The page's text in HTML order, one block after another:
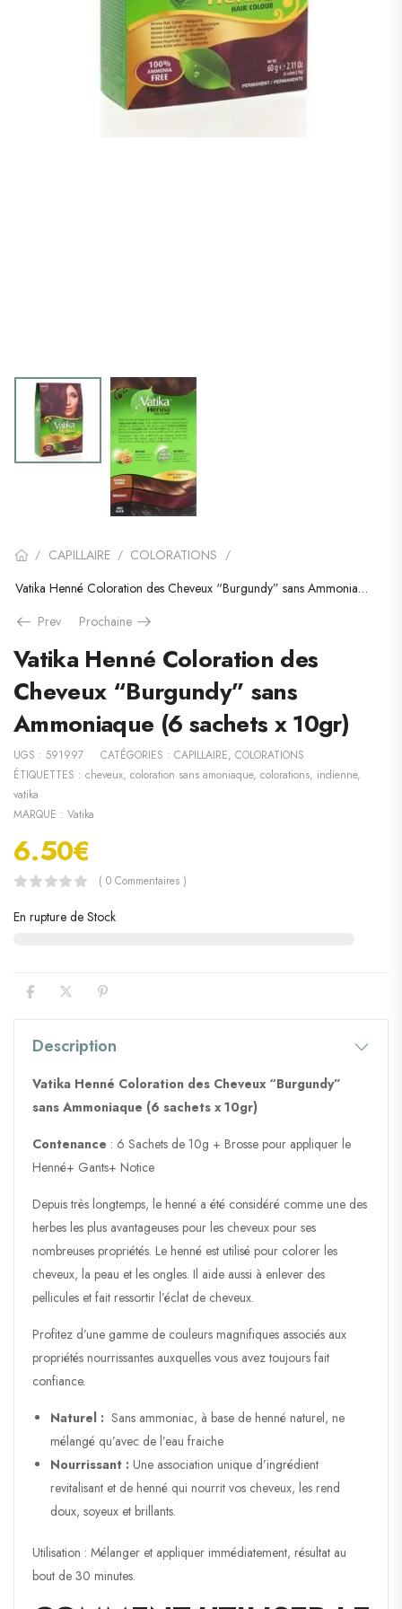
/ CAPILLAIRE / COLORATIONS /
Vatika Henné Coloration des Cheveux “Burgundy” sans Ammoniaque (6 sachets x 10gr)
Prev
Prochaine
Vatika Henné Coloration des
Cheveux “Burgundy” sans
Ammoniaque (6 sachets x 10gr)
UGS : 591997 CATÉGORIES : CAPILLAIRE, COLORATIONS
ÉTIQUETTES : cheveux, coloration sans amoniaque, colorations, indienne,
vatika
MARQUE : Vatika
6.50€
( 0 Commentaires )
En rupture de Stock
Description
Vatika Henné Coloration des Cheveux “Burgundy”
sans Ammoniaque (6 sachets x 10gr)
Contenance : 6 Sachets de 10g + Brosse pour appliquer le
Henné+ Gants+ Notice
Depuis très longtemps, le henné a été considéré comme une des
herbes les plus avantageuses pour les cheveux pour ses
nombreuses propriétés. Le henné est utilisé pour colorer les
cheveux, la peau et les ongles. Il aide aussi à enlever des
pellicules et fait ressortir l’éclat de cheveux.
Profitez d’une gamme de couleurs magnifiques associés aux
propriétés nourrissantes auxquelles vous avez toujours fait
confiance.
Naturel : Sans ammoniac, à base de henné naturel, ne
mélangé qu’avec de l’eau fraiche
Nourrissant : Une association unique d’ingrédient
revitalisant et de henné qui nourrit vos cheveux, les rend
doux, soyeux et brillants.
Utilisation : Mélanger et appliquer immédiatement, résultat au
bout de 30 minutes.